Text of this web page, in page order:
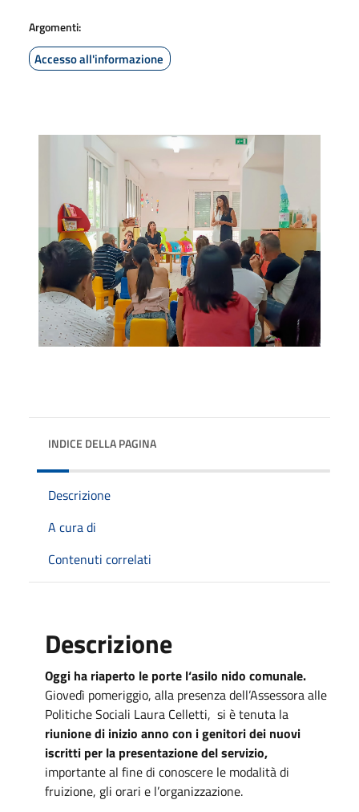
Argomenti:
Accesso all'informazione
INDICE DELLA PAGINA
Descrizione
A cura di
Contenuti correlati
Descrizione
Oggi ha riaperto le porte l‘asilo nido comunale.
Giovedì pomeriggio, alla presenza dell’Assessora alle
Politiche Sociali Laura Celletti, si è tenuta la
riunione di inizio anno con i genitori dei nuovi
iscritti per la presentazione del servizio,
importante al fine di conoscere le modalità di
fruizione, gli orari e l’organizzazione.